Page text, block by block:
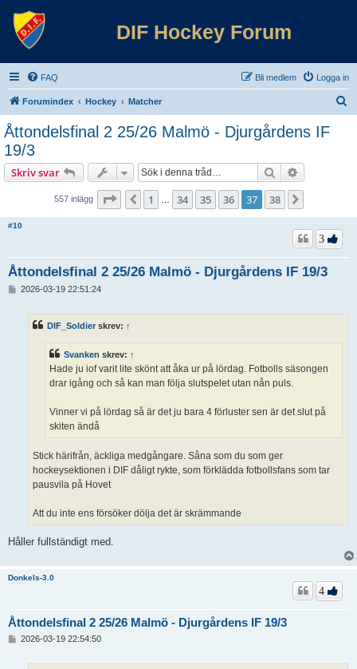
DIF Hockey Forum
FAQ Logga in
Bli medlem
Forumindex Hockey Matcher
Åttondelsfinal 2 25/26 Malmö - Djurgårdens IF
19/3
Skriv svar Sök
557 inlägg Sida 37av38
Föregående
1 34 35 36 37 38
#10
Åttondelsfinal 2 25/26 Malmö - Djurgårdens IF 19/3
3
2026-03-19 22:51:24
DIF_Soldier skrev: ↑
Svanken skrev: ↑
Hade ju iof varit lite skönt att åka ur på lördag. Fotbolls säsongen
drar igång och så kan man följa slutspelet utan nån puls.
Vinner vi på lördag så är det ju bara 4 förluster sen är det slut på
skiten ändå
Stick härifrån, äckliga medgångare. Såna som du som ger
hockeysektionen i DIF dåligt rykte, som förklädda fotbollsfans som tar
pausvila på Hovet
Att du inte ens försöker dölja det är skrämmande
Håller fullständigt med.
Donkels-3.0
Åttondelsfinal 2 25/26 Malmö - Djurgårdens IF 19/3
4
2026-03-19 22:54:50